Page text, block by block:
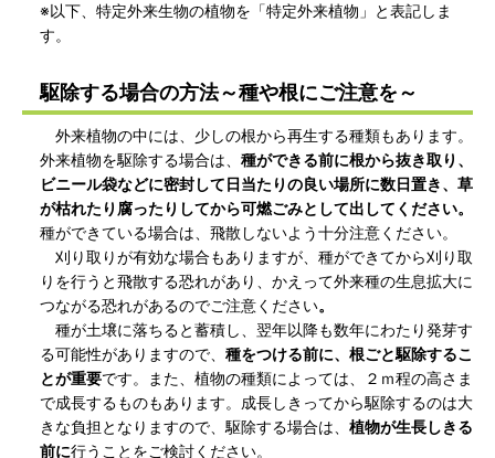
※以下、特定外来生物の植物を「特定外来植物」と表記しま
す。
駆除する場合の方法～種や根にご注意を～
外来植物の中には、少しの根から再生する種類もあります。
外来植物を駆除する場合は、 種ができる前に根から抜き取り、
ビニール袋などに密封して日当たりの良い場所に数日置き、草
が枯れたり腐ったりしてから可燃ごみとして出してください。
種ができている場合は、飛散しないよう十分注意ください。
刈り取りが有効な場合もありますが、種ができてから刈り取
りを行うと飛散する恐れがあり、かえって外来種の生息拡大に
つながる恐れがあるのでご注意ください。
種が土壌に落ちると蓄積し、翌年以降も数年にわたり発芽す
る可能性がありますので、 種をつける前に、根ごと駆除するこ
とが重要です。また、植物の種類によっては、２ｍ程の高さま
で成長するものもあります。成長しきってから駆除するのは大
きな負担となりますので、駆除する場合は、 植物が生長しきる
前に行うことをご検討ください。